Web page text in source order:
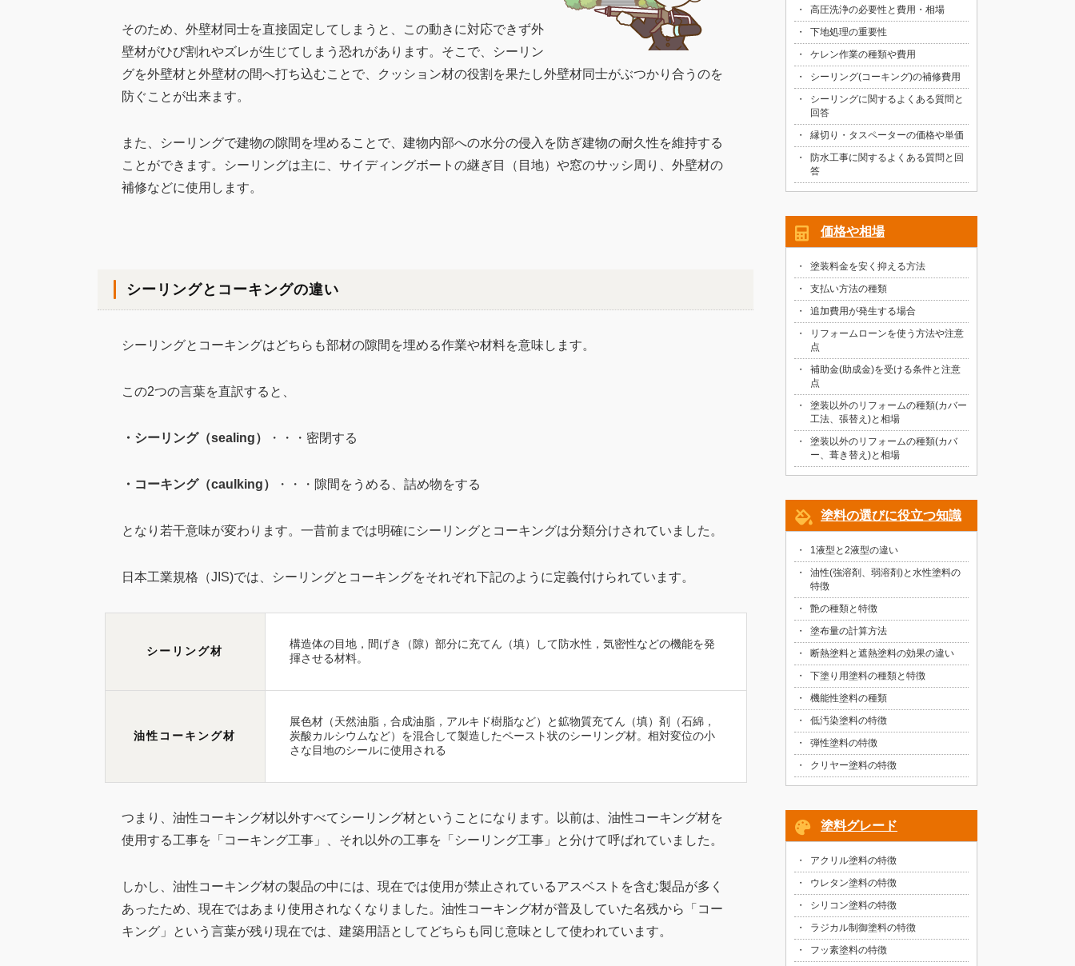
そのため、外壁材同士を直接固定してしまうと、この動きに対応できず外
壁材がひび割れやズレが生じてしまう恐れがあります。そこで、シーリン
グを外壁材と外壁材の間へ打ち込むことで、クッション材の役割を果たし外壁材同士がぶつかり合うのを
防ぐことが出来ます。
また、シーリングで建物の隙間を埋めることで、建物内部への水分の侵入を防ぎ建物の耐久性を維持する
ことができます。シーリングは主に、サイディングボートの継ぎ目（目地）や窓のサッシ周り、外壁材の
補修などに使用します。
シーリングとコーキングの違い
シーリングとコーキングはどちらも部材の隙間を埋める作業や材料を意味します。
この2つの言葉を直訳すると、
・シーリング（sealing） ・・・密閉する
・コーキング（caulking） ・・・隙間をうめる、詰め物をする
となり若干意味が変わります。一昔前までは明確にシーリングとコーキングは分類分けされていました。
日本工業規格（JIS)では、シーリングとコーキングをそれぞれ下記のように定義付けられています。
シーリング材
構造体の目地，間げき（隙）部分に充てん（填）して防水性，気密性などの機能を発
揮させる材料。
油性コーキング材
展色材（天然油脂，合成油脂，アルキド樹脂など）と鉱物質充てん（填）剤（石綿，
炭酸カルシウムなど）を混合して製造したペースト状のシーリング材。相対変位の小
さな目地のシールに使用される
つまり、油性コーキング材以外すべてシーリング材ということになります。以前は、油性コーキング材を
使用する工事を「コーキング工事」、それ以外の工事を「シーリング工事」と分けて呼ばれていました。
しかし、油性コーキング材の製品の中には、現在では使用が禁止されているアスベストを含む製品が多く
あったため、現在ではあまり使用されなくなりました。油性コーキング材が普及していた名残から「コー
キング」という言葉が残り現在では、建築用語としてどちらも同じ意味として使われています。
高圧洗浄の必要性と費用・相場
下地処理の重要性
ケレン作業の種類や費用
シーリング(コーキング)の補修費用
シーリングに関するよくある質問と
回答
縁切り・タスペーターの価格や単価
防水工事に関するよくある質問と回
答
価格や相場
塗装料金を安く抑える方法
支払い方法の種類
追加費用が発生する場合
リフォームローンを使う方法や注意
点
補助金(助成金)を受ける条件と注意
点
塗装以外のリフォームの種類(カバー
工法、張替え)と相場
塗装以外のリフォームの種類(カバ
ー、葺き替え)と相場
塗料の選びに役立つ知識
1液型と2液型の違い
油性(強溶剤、弱溶剤)と水性塗料の
特徴
艶の種類と特徴
塗布量の計算方法
断熱塗料と遮熱塗料の効果の違い
下塗り用塗料の種類と特徴
機能性塗料の種類
低汚染塗料の特徴
弾性塗料の特徴
クリヤー塗料の特徴
塗料グレード
アクリル塗料の特徴
ウレタン塗料の特徴
シリコン塗料の特徴
ラジカル制御塗料の特徴
フッ素塗料の特徴